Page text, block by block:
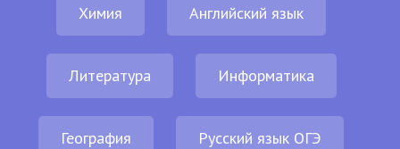
Химия Английский язык
Литература Информатика
География Русский язык ОГЭ